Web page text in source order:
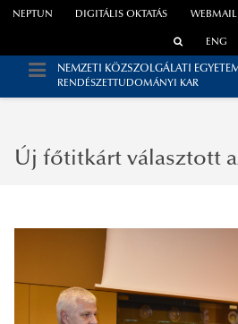
WEBMAIL
NEPTUN DIGITÁLIS OKTATÁS
ENG
NEMZETI KÖZSZOLGÁLATI
RENDÉSZETTUDOMÁNYI KAR
Új főtitkárt választott